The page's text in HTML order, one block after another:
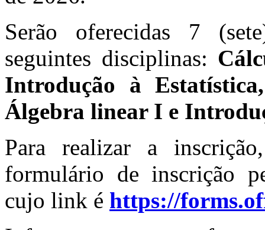
Serão oferecidas 7
seguintes disciplinas:
Introdução à
Álgebra linear I e
Para realizar a
formulário de inscrição
cujo link é https://